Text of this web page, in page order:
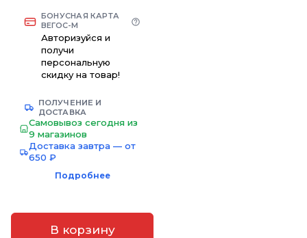
БОНУСНАЯ КАРТА
ВЕГОС-М
Авторизуйся и
получи
персональную
скидку на товар!
ПОЛУЧЕНИЕ И
ДОСТАВКА
Самовывоз сегодня из
9 магазинов
Доставка завтра — от
650 ₽
Подробнее
В корзину